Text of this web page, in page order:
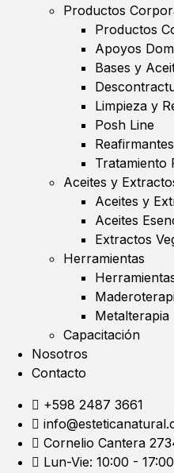
Productos
Productos
Apoyos
Bases y
Limpieza y
Posh Line
Tratamiento
Aceites y
Aceites y
Aceites
Extractos
Herramientas
Metalterapia
Capacitación
Nosotros
Contacto
+598 2487 3661
Cornelio Cantera
Lun-Vie: 10:00 - 17:00